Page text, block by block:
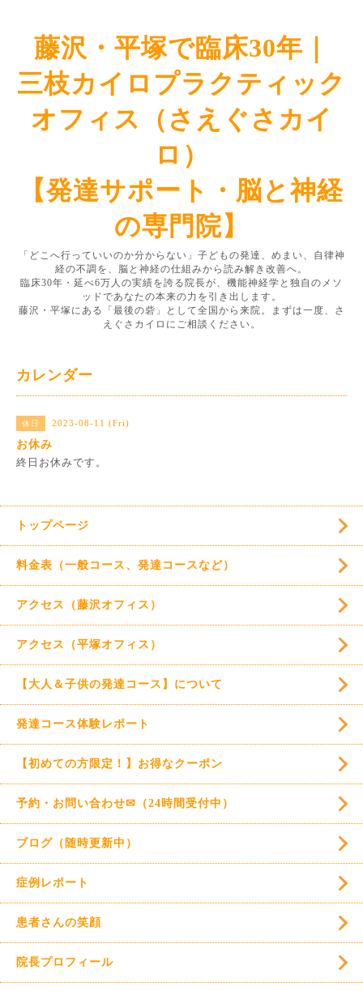
藤沢・平塚で臨床30年｜
三枝カイロプラクティック
オフィス（さえぐさカイ
ロ）
【発達サポート・脳と神経
の専門院】
「どこへ行っていいのか分からない」子どもの発達、めまい、自律神
経の不調を、脳と神経の仕組みから読み解き改善へ。
臨床30年・延べ6万人の実績を誇る院長が、機能神経学と独自のメソ
ッドであなたの本来の力を引き出します。
藤沢・平塚にある「最後の砦」として全国から来院。まずは一度、さ
えぐさカイロにご相談ください。
カレンダー
休日 2023-08-11 (Fri)
お休み
終日お休みです。
トップページ
料金表（一般コース、発達コースなど）
アクセス（藤沢オフィス）
アクセス（平塚オフィス）
【大人＆子供の発達コース】について
発達コース体験レポート
【初めての方限定！】お得なクーポン
予約・お問い合わせ✉（24時間受付中）
ブログ（随時更新中）
症例レポート
患者さんの笑顔
院長プロフィール